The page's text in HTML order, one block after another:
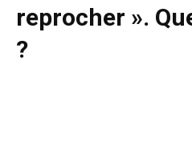
reprocher ».
?